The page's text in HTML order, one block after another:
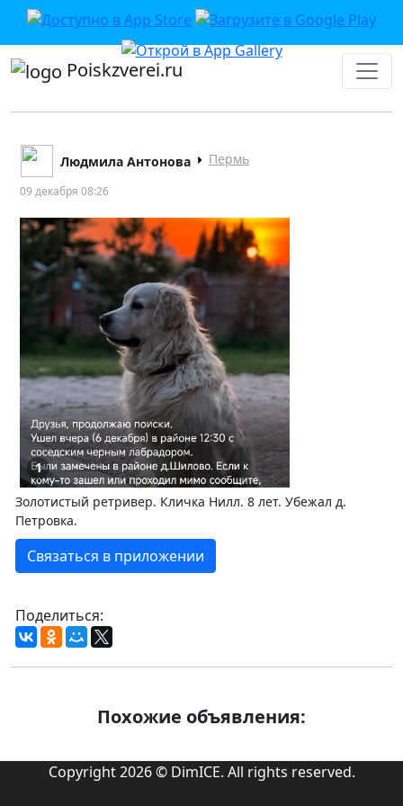
Poiskzverei.ru
Людмила Антонова Пермь
09 декабря 08:26
1
Золотистый ретривер. Кличка Нилл. 8 лет. Убежал д.
Петровка.
Связаться в приложении
Поделиться:
Похожие объявления:
Copyright 2026 © DimICE. All rights reserved.